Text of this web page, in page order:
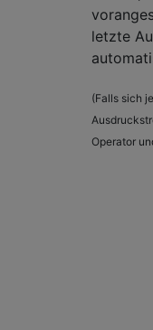
letzte
(Falls sich
Operator